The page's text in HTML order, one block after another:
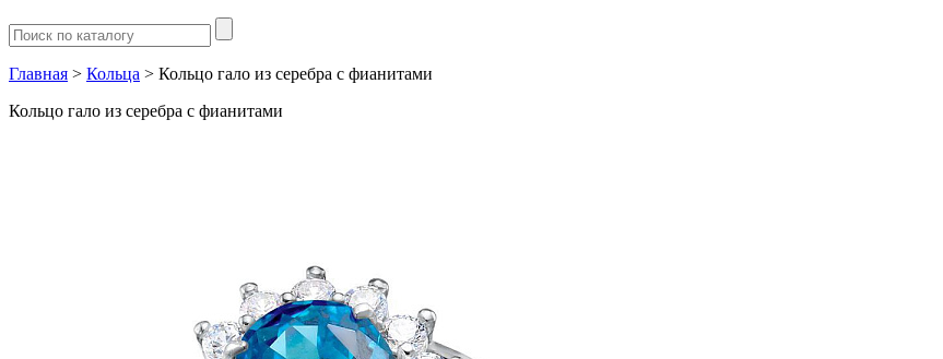
Главная > Кольца > Кольцо гало из серебра с фианитами
Кольцо гало из серебра с фианитами